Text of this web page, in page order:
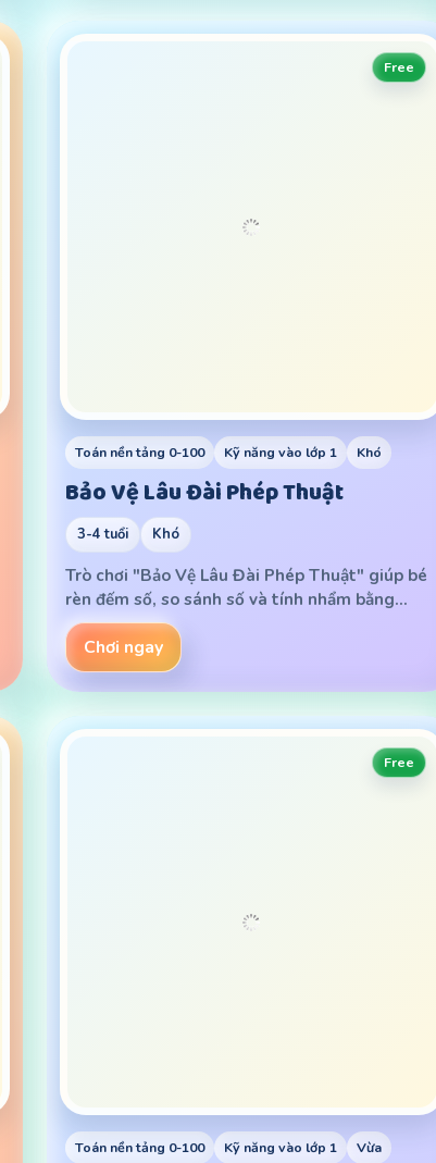
Free
Toán nền tảng 0-100 Kỹ năng vào lớp 1 Khó
Bảo Vệ Lâu Đài Phép Thuật
3-4 tuổi Khó
Trò chơi "Bảo Vệ Lâu Đài Phép Thuật" giúp bé
rèn đếm số, so sánh số và tính nhẩm bằng…
Chơi ngay
Free
Toán nền tảng 0-100 Kỹ năng vào lớp 1 Vừa